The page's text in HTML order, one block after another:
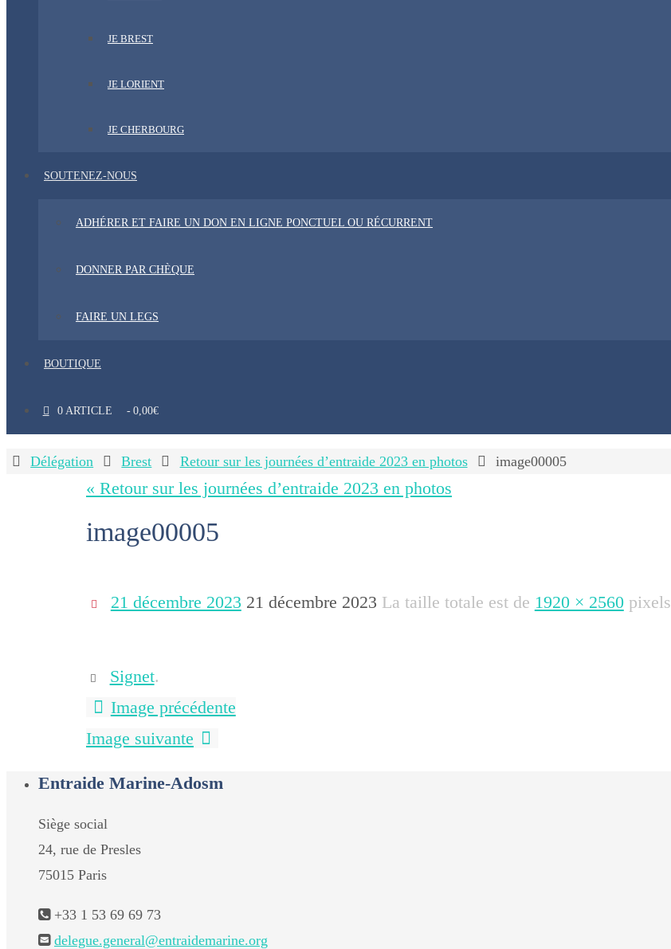
JE BREST
JE LORIENT
JE CHERBOURG
SOUTENEZ-NOUS
ADHÉRER ET FAIRE UN DON EN LIGNE PONCTUEL OU RÉCURRENT
DONNER PAR CHÈQUE
FAIRE UN LEGS
BOUTIQUE
0 ARTICLE 0,00€
HomeDélégation Brest Retour sur les journées d’entraide 2023 en photos image00005
« Retour sur les journées d’entraide 2023 en photos
image00005
21 décembre 2023 21 décembre 2023 La taille totale est de 1920 × 2560pixels
Signet.
Image précédente
Image suivante
Entraide Marine-Adosm
Siège social
24, rue de Presles
75015 Paris
+33 1 53 69 69 73
delegue.general@entraidemarine.org